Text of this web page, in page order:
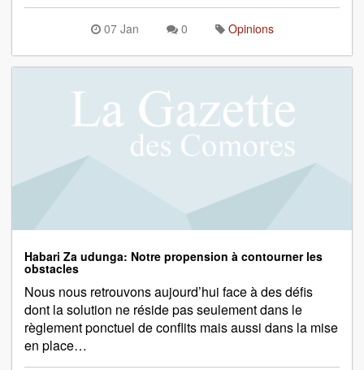
07 Jan 0 Opinions
Habari Za udunga: Notre propension à contourner les
obstacles
Nous nous retrouvons aujourd’hui face à des défis
dont la solution ne réside pas seulement dans le
règlement ponctuel de conflits mais aussi dans la mise
en place…